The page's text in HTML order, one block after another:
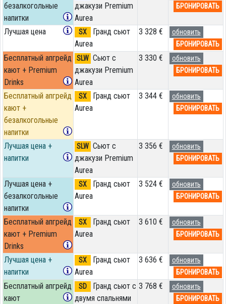
безалкогольные
напитки
джакузи Premium
Aurea
БРОНИРОВАТЬ
Лучшая цена SX
Гранд сьют
Aurea
3 328 €
обновить
БРОНИРОВАТЬ
Бесплатный апгрейд
кают + Premium
Drinks
SLW Сьют с
джакузи Premium
Aurea
3 330 €
обновить
БРОНИРОВАТЬ
Бесплатный апгрейд
кают +
безалкогольные
напитки
SX
Гранд сьют
Aurea
3 344 €
обновить
БРОНИРОВАТЬ
Лучшая цена +
напитки
SLW Сьют с
джакузи Premium
Aurea
3 356 €
обновить
БРОНИРОВАТЬ
Лучшая цена +
безалкогольные
напитки
SX
Гранд сьют
Aurea
3 524 €
обновить
БРОНИРОВАТЬ
Бесплатный апгрейд
кают + Premium
Drinks
SX
Гранд сьют
Aurea
3 610 €
обновить
БРОНИРОВАТЬ
Лучшая цена +
напитки
SX
Гранд сьют
Aurea
3 636 €
обновить
БРОНИРОВАТЬ
Бесплатный апгрейд
кают
SD
Гранд сьют с
двумя спальнями
3 768 €
обновить
БРОНИРОВАТЬ